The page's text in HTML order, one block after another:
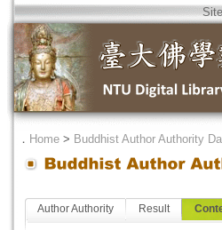
． Home > Buddhist Author Authority
Author Authority Result